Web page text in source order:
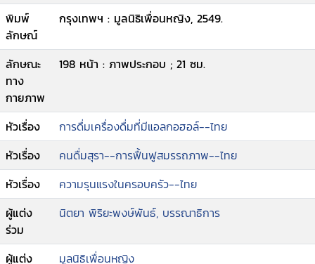
พิมพ์
ลักษณ์
กรุงเทพฯ : มูลนิธิเพื่อนหญิง, 2549.
ลักษณะ
ทาง
กายภาพ
198 หน้า : ภาพประกอบ ; 21 ซม.
หัวเรื่อง
การดื่มเครื่องดื่มที่มีแอลกอฮอล์--ไทย
หัวเรื่อง
คนดื่มสุรา--การฟื้นฟูสมรรถภาพ--ไทย
หัวเรื่อง
ความรุนแรงในครอบครัว--ไทย
ผู้แต่ง
ร่วม
นิตยา พิริยะพงษ์พันธ์, บรรณาธิการ
ผู้แต่ง มูลนิธิเพื่อนหญิง